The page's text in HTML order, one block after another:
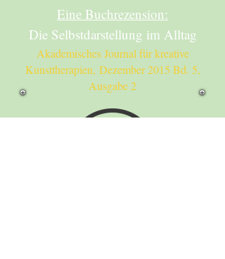
Eine Buchrezension:
Die Selbstdarstellung im Alltag
Akademisches Journal für kreative
Kunsttherapien, Dezember 2015 Bd. 5,
Ausgabe 2